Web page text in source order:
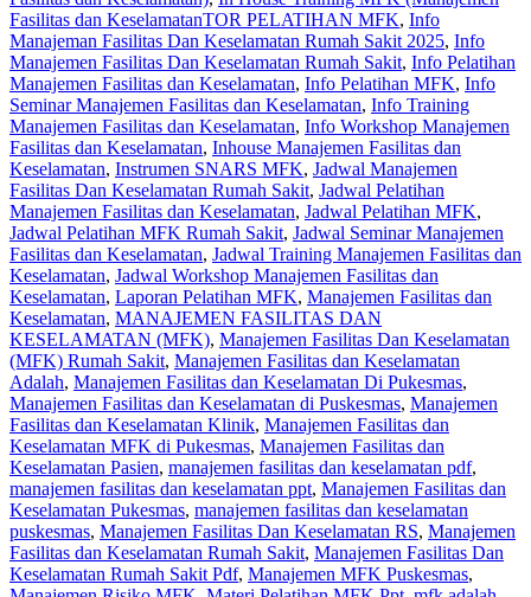
Fasilitas dan KeselamatanTOR PELATIHAN MFK, Info
Manajeman Fasilitas Dan Keselamatan Rumah Sakit 2025, Info
Manajemen Fasilitas Dan Keselamatan Rumah Sakit, Info Pelatihan
Manajemen Fasilitas dan Keselamatan, Info Pelatihan MFK, Info
Seminar Manajemen Fasilitas dan Keselamatan, Info Training
Manajemen Fasilitas dan Keselamatan, Info Workshop Manajemen
Fasilitas dan Keselamatan, Inhouse Manajemen Fasilitas dan
Keselamatan, Instrumen SNARS MFK, Jadwal Manajemen
Fasilitas Dan Keselamatan Rumah Sakit, Jadwal Pelatihan
Manajemen Fasilitas dan Keselamatan, Jadwal Pelatihan MFK,
Jadwal Pelatihan MFK Rumah Sakit, Jadwal Seminar Manajemen
Fasilitas dan Keselamatan, Jadwal Training Manajemen Fasilitas dan
Keselamatan, Jadwal Workshop Manajemen Fasilitas dan
Keselamatan, Laporan Pelatihan MFK, Manajemen Fasilitas dan
Keselamatan, MANAJEMEN FASILITAS DAN
KESELAMATAN (MFK), Manajemen Fasilitas Dan Keselamatan
(MFK) Rumah Sakit, Manajemen Fasilitas dan Keselamatan
Adalah, Manajemen Fasilitas dan Keselamatan Di Pukesmas,
Manajemen Fasilitas dan Keselamatan di Puskesmas, Manajemen
Fasilitas dan Keselamatan Klinik, Manajemen Fasilitas dan
Keselamatan MFK di Pukesmas, Manajemen Fasilitas dan
Keselamatan Pasien, manajemen fasilitas dan keselamatan pdf,
manajemen fasilitas dan keselamatan ppt, Manajemen Fasilitas dan
Keselamatan Pukesmas, manajemen fasilitas dan keselamatan
puskesmas, Manajemen Fasilitas Dan Keselamatan RS, Manajemen
Fasilitas dan Keselamatan Rumah Sakit, Manajemen Fasilitas Dan
Keselamatan Rumah Sakit Pdf, Manajemen MFK Puskesmas,